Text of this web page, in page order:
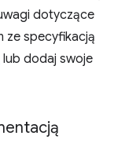
dotyczące
ze specyfikacją
lub dodaj swoje